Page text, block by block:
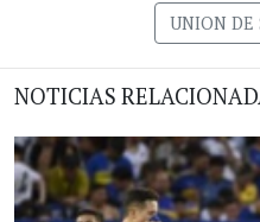
UNION DE
NOTICIAS